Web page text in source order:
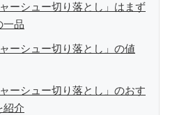
ーシュー切り落とし」はまず
一品
ーシュー切り落とし」の値
ーシュー切り落とし」のおす
紹介